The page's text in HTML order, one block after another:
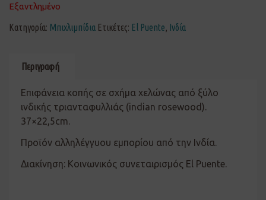
Εξαντλημένο
Κατηγορία: Μπιχλιμπίδια Ετικέτες: El Puente Ινδία
Περιγραφή
Επιφάνεια κοπής σε σχήμα χελώνας από ξύλο
ινδικής τριανταφυλλιάς (indian rosewood).
37×22,5cm.
Προϊόν αλληλέγγυου εμπορίου από την Ινδία.
Διακίνηση: Κοινωνικός συνεταιρισμός El Puente.